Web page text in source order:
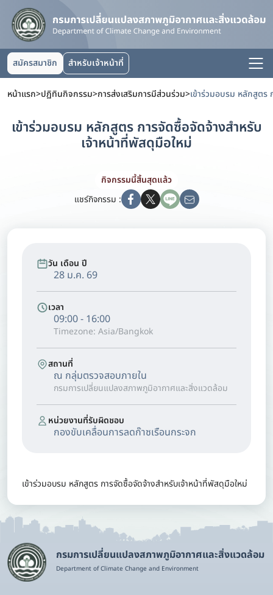
สมัครสมาชิก สำหรับเจ้าหน้าที่
หน้าแรก>ปฏิทินกิจกรรม>การส่งเสริมการมีส่วนร่วม>
เข้าร่วมอบรม หลักสูตร การจัดซื้อจัดจ้างสำหรับ
เจ้าหน้าที่พัสดุมือใหม่
กิจกรรมนี้สิ้นสุดแล้ว
แชร์กิจกรรม :
วัน เดือน ปี
28 ม.ค. 69
เวลา
09:00 - 16:00
Timezone: Asia/Bangkok
สถานที่
ณ กลุ่มตรวจสอบภายใน
กรมการเปลี่ยนแปลงสภาพภูมิอากาศและสิ่งแวดล้อม
หน่วยงานที่รับผิดชอบ
กองขับเคลื่อนการลดก๊าซเรือนกระจก
เข้าร่วมอบรม หลักสูตร การจัดซื้อจัดจ้างสำหรับเจ้าหน้าที่พัสดุมือใหม่
กรมการเปลี่ยนแปลงสภาพภูมิอากาศและสิ่งแวดล้อม
Department of Climate Change and Environment